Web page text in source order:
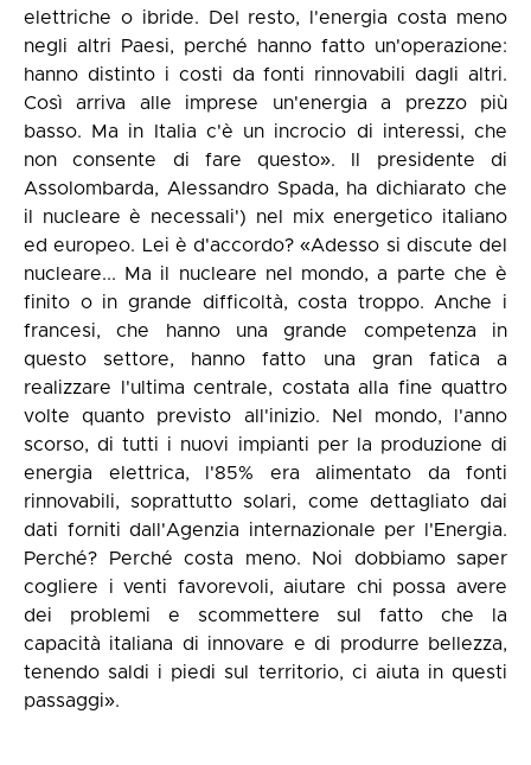
elettriche o ibride. Del resto, l'energia costa meno
negli altri Paesi, perché hanno fatto un'operazione:
hanno distinto i costi da fonti rinnovabili dagli altri.
Così arriva alle imprese un'energia a prezzo più
basso. Ma in Italia c'è un incrocio di interessi, che
non consente di fare questo». Il presidente di
Assolombarda, Alessandro Spada, ha dichiarato che
il nucleare è necessali') nel mix energetico italiano
ed europeo. Lei è d'accordo? «Adesso si discute del
nucleare... Ma il nucleare nel mondo, a parte che è
finito o in grande difficoltà, costa troppo. Anche i
francesi, che hanno una grande competenza in
questo settore, hanno fatto una gran fatica a
realizzare l'ultima centrale, costata alla fine quattro
volte quanto previsto all'inizio. Nel mondo, l'anno
scorso, di tutti i nuovi impianti per la produzione di
energia elettrica, l'85% era alimentato da fonti
rinnovabili, soprattutto solari, come dettagliato dai
dati forniti dall'Agenzia internazionale per l'Energia.
Perché? Perché costa meno. Noi dobbiamo saper
cogliere i venti favorevoli, aiutare chi possa avere
dei problemi e scommettere sul fatto che la
capacità italiana di innovare e di produrre bellezza,
tenendo saldi i piedi sul territorio, ci aiuta in questi
passaggi».